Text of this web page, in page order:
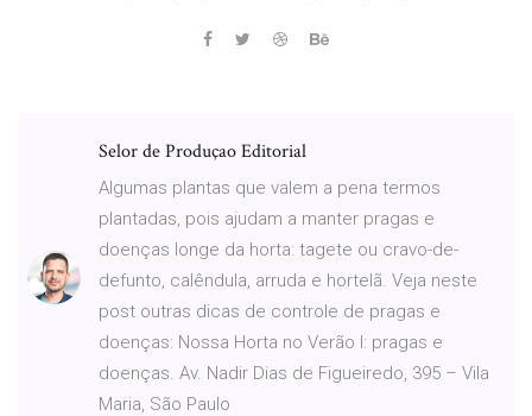
Selor de Produçao Editorial
Algumas plantas que valem a pena termos
plantadas, pois ajudam a manter pragas e
doenças longe da horta: tagete ou cravo-de-
defunto, calêndula, arruda e hortelã. Veja neste
post outras dicas de controle de pragas e
doenças: Nossa Horta no Verão I: pragas e
doenças. Av. Nadir Dias de Figueiredo, 395 – Vila
Maria, São Paulo